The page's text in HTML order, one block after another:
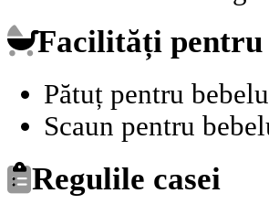
Facilități pentru
Pătuț pentru
Scaun pentru
Regulile casei